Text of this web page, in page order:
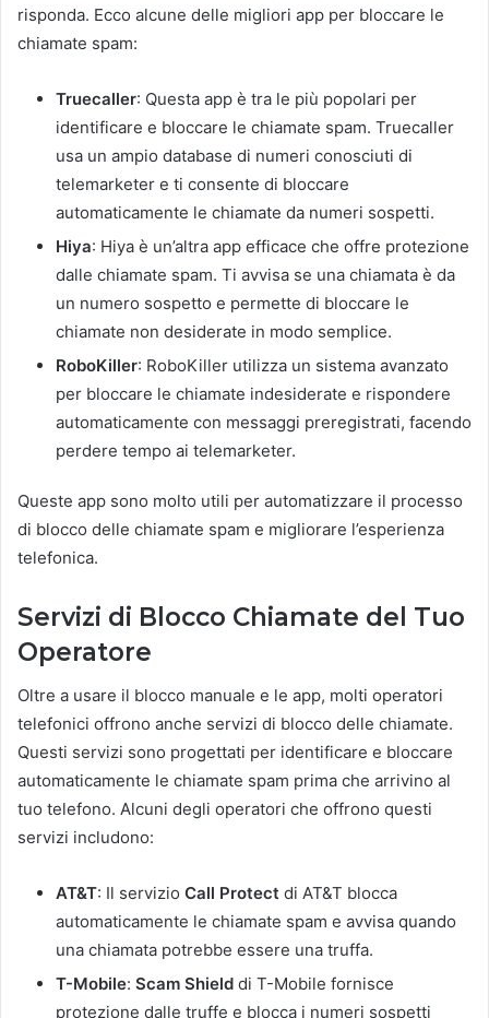
risponda. Ecco alcune delle migliori app per bloccare le
chiamate spam:
Truecaller: Questa app è tra le più popolari per
identificare e bloccare le chiamate spam. Truecaller
usa un ampio database di numeri conosciuti di
telemarketer e ti consente di bloccare
automaticamente le chiamate da numeri sospetti.
Hiya: Hiya è un’altra app efficace che offre protezione
dalle chiamate spam. Ti avvisa se una chiamata è da
un numero sospetto e permette di bloccare le
chiamate non desiderate in modo semplice.
RoboKiller: RoboKiller utilizza un sistema avanzato
per bloccare le chiamate indesiderate e rispondere
automaticamente con messaggi preregistrati, facendo
perdere tempo ai telemarketer.
Queste app sono molto utili per automatizzare il processo
di blocco delle chiamate spam e migliorare l’esperienza
telefonica.
Servizi di Blocco Chiamate del Tuo
Operatore
Oltre a usare il blocco manuale e le app, molti operatori
telefonici offrono anche servizi di blocco delle chiamate.
Questi servizi sono progettati per identificare e bloccare
automaticamente le chiamate spam prima che arrivino al
tuo telefono. Alcuni degli operatori che offrono questi
servizi includono:
AT&T: Il servizio Call Protect di AT&T blocca
automaticamente le chiamate spam e avvisa quando
una chiamata potrebbe essere una truffa.
T-Mobile: Scam Shield di T-Mobile fornisce
protezione dalle truffe e blocca i numeri sospetti